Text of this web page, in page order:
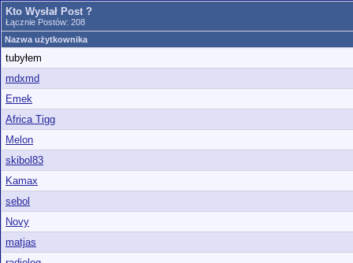
Kto Wysłał Post ?
Łącznie Postów: 208
Nazwa użytkownika
tubyłem
mdxmd
Emek
Africa Tigg
Melon
skibol83
Kamax
sebol
Novy
matjas